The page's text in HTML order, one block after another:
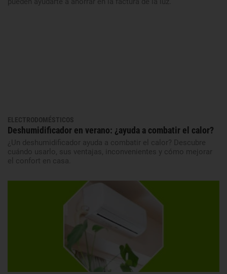
ELECTRODOMÉSTICOS
Deshumidificador en verano: ¿ayuda a combatir el calor?
¿Un deshumidificador ayuda a combatir el calor? Descubre
cuándo usarlo, sus ventajas, inconvenientes y cómo mejorar
el confort en casa.